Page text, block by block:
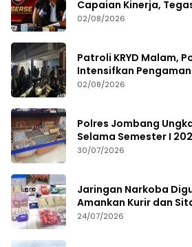
Capaian Kinerja,
Kritik dan Evaluasi
02/08/2026
Patroli KRYD Malam,
Intensifkan
02/08/2026
Polres Jombang
Selama Semester I
Diamankan
30/07/2026
Jaringan Narkoba
Amankan Kurir dan
Bernilai Fantastis
24/07/2026